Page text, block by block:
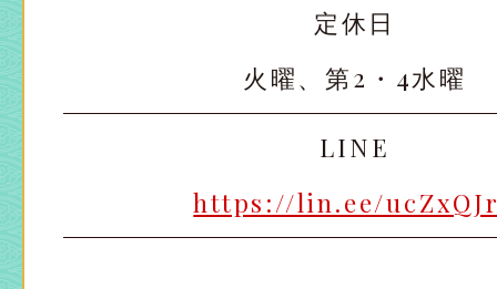
定休日
火曜、第2・4水曜
LINE
https://lin.ee/